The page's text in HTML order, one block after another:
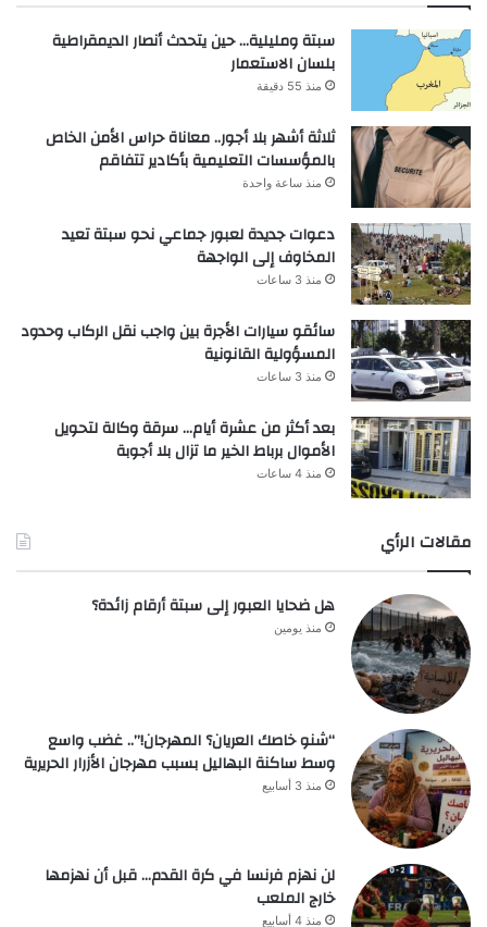
سبتة ومليلية… حين يتحدث أنصار الديمقراطية
بلسان الاستعمار
منذ 55 دقيقة
ثلاثة أشهر بلا أجور.. معاناة حراس الأمن الخاص
بالمؤسسات التعليمية بأكادير تتفاقم
منذ ساعة واحدة
دعوات جديدة لعبور جماعي نحو سبتة تعيد
المخاوف إلى الواجهة
منذ 3 ساعات
سائقو سيارات الأجرة بين واجب نقل الركاب وحدود
المسؤولية القانونية
منذ 3 ساعات
بعد أكثر من عشرة أيام… سرقة وكالة لتحويل
الأموال برباط الخير ما تزال بلا أجوبة
منذ 4 ساعات
مقالات الرأي
هل ضحايا العبور إلى سبتة أرقام زائدة؟
منذ يومين
“شنو خاصك العريان؟ المهرجان!”.. غضب واسع
وسط ساكنة البهاليل بسبب مهرجان الأزرار الحريرية
منذ 3 أسابيع
لن نهزم فرنسا في كرة القدم… قبل أن نهزمها
خارج الملعب
منذ 4 أسابيع